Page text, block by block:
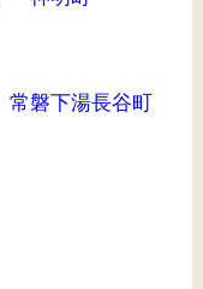
常磐下湯長谷町